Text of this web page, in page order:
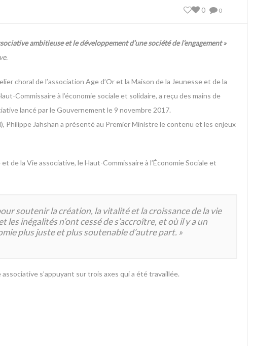
0
0
ambitieuse et le développement d’une société de l’engagement »
choral de l’association Age d’Or et la Maison de la Jeunesse et de la
Commissaire à l’économie sociale et solidaire, a reçu des mains de
lancé par le Gouvernement le 9 novembre 2017.
Philippe Jahshan a présenté au Premier Ministre le contenu et les enjeux
la Vie associative, le Haut-Commissaire à l’Économie Sociale et
soutenir la création, la vitalité et la croissance de la vie
inégalités n’ont cessé de s’accroître, et où il y a un
plus juste et plus soutenable d’autre part. »
s’appuyant sur trois axes qui a été travaillée.